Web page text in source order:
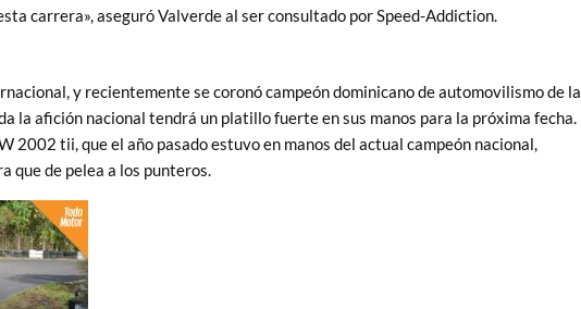
carrera», aseguró Valverde al ser consultado por Speed-Addiction.
y recientemente se coronó campeón dominicano de automovilismo de la
la afición nacional tendrá un platillo fuerte en sus manos para la próxima fecha.
2002 tii, que el año pasado estuvo en manos del actual campeón nacional,
que de pelea a los punteros.